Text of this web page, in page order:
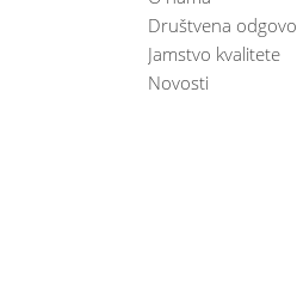
Društvena
Jamstvo kvalitete
Novosti